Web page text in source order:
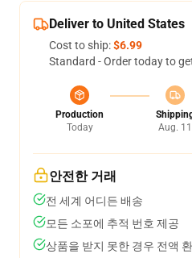
Deliver to United States
Cost to ship:$6.99
Standard - Order today to
Production
Today
Aug. 11
안전한 거래
전 세계 어디든 배송
모든 소포에 추적 번호 제공
상품을 받지 못한 경우 전액